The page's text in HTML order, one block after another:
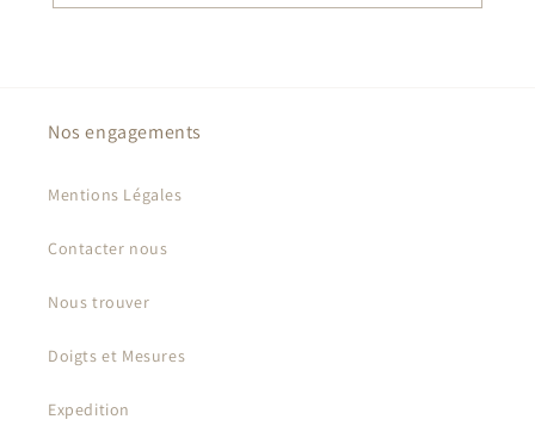
Nos engagements
Mentions Légales
Contacter nous
Nous trouver
Doigts et Mesures
Expedition